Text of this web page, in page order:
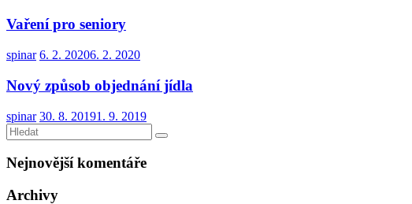
Vaření pro seniory
spinar 6. 2. 20206. 2. 2020
Nový způsob objednání jídla
spinar 30. 8. 20191. 9. 2019
Nejnovější komentáře
Archivy